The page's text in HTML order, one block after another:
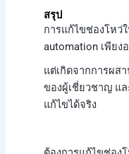
สรุป
การแก้ไขช่องโหว่
automation เพียง
แต่เกิดจากการผส
ของผู้เชี่ยวชาญ แ
แก้ไขได้จริง